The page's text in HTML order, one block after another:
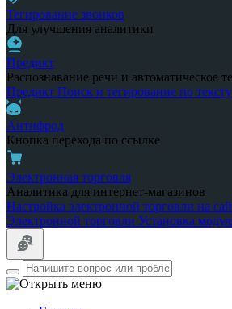
Тегирование звонков
Для улучшения аналитики
Предикт
Распознавание речи и автоматическое
Предикт Поиск и тегирование по
Антифрод
Кнопка перехода по ссылке
Электронная торговля
Аналитика для интернет-магазинов
Настройка электронной торговли на
Электронной торговли Установка